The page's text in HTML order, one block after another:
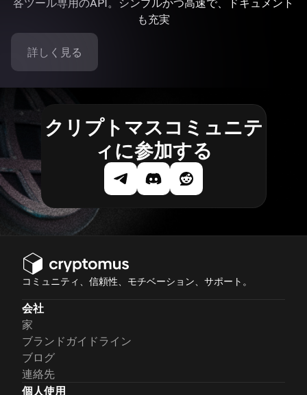
各ツール専用のAPI。シンプルかつ高速で、ドキュメント
も充実
詳しく見る
クリプトマスコミュニテ
ィに参加する
コミュニティ、信頼性、モチベーション、サポート。
会社
家
ブランドガイドライン
ブログ
連絡先
個人使用